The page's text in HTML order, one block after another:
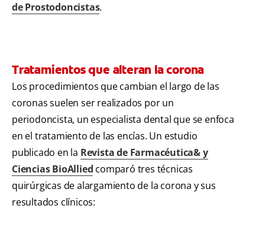
de Prostodoncistas.
Tratamientos que alteran la corona
Los procedimientos que cambian el largo de las
coronas suelen ser realizados por un
periodoncista, un especialista dental que se enfoca
en el tratamiento de las encías. Un estudio
publicado en la Revista de Farmacéutica& y
Ciencias BioAllied comparó tres técnicas
quirúrgicas de alargamiento de la corona y sus
resultados clínicos: